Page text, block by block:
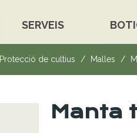
SERVEIS
Protecció de cultius Malles
Manta